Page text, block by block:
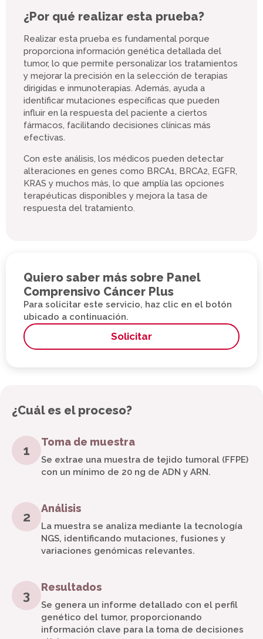
¿Por qué realizar esta prueba?
Realizar esta prueba es fundamental porque
proporciona información genética detallada del
tumor, lo que permite personalizar los tratamientos
y mejorar la precisión en la selección de terapias
dirigidas e inmunoterapias. Además, ayuda a
identificar mutaciones específicas que pueden
influir en la respuesta del paciente a ciertos
fármacos, facilitando decisiones clínicas más
efectivas.
Con este análisis, los médicos pueden detectar
alteraciones en genes como BRCA1, BRCA2, EGFR,
KRAS y muchos más, lo que amplía las opciones
terapéuticas disponibles y mejora la tasa de
respuesta del tratamiento.
Quiero saber más sobre Panel
Comprensivo Cáncer Plus
Para solicitar este servicio, haz clic en el botón
ubicado a continuación.
Solicitar
¿Cuál es el proceso?
1
Toma de muestra
Se extrae una muestra de tejido tumoral (FFPE)
con un mínimo de 20 ng de ADN y ARN.
2
Análisis
La muestra se analiza mediante la tecnología
NGS, identificando mutaciones, fusiones y
variaciones genómicas relevantes.
3
Resultados
Se genera un informe detallado con el perfil
genético del tumor, proporcionando
información clave para la toma de decisiones